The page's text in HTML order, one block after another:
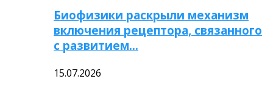
Биофизики раскрыли механизм
включения рецептора, связанного
с развитием…
15.07.2026